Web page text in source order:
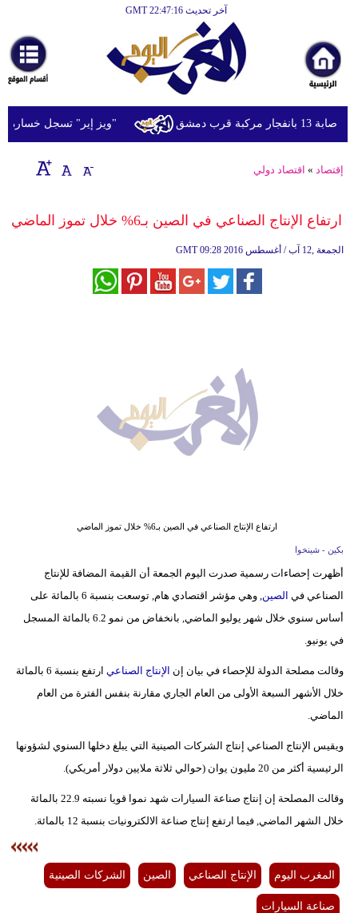
آخر تحديث GMT 22:47:16
أخبارعاجلة
رياضة
ثقافة
إقتصاد
وموسيقى
مرأة
علوم
بيئة
أبراج
فيديو
سيارات
"ويز إير" تسجل خسارة قرب دمشق
إقتصاد » اقتصاد دولي
ارتفاع الإنتاج الصناعي في الصين بـ6% خلال تموز الماضي
GMT 09:28 2016 الجمعة ,12 آب / أغسطس
ارتفاع الإنتاج الصناعي في الصين بـ6% خلال تموز الماضي
بكين - شينخوا
أظهرت إحصاءات رسمية صدرت اليوم الجمعة أن القيمة المضافة للإنتاج
الصناعي في الصين
, وهي مؤشر اقتصادي هام, توسعت بنسبة 6 بالمائة على
أساس سنوي خلال شهر يوليو الماضي, بانخفاض من نمو 6.2 بالمائة المسجل
في يونيو.
وقالت مصلحة الدولة للإحصاء في بيان إن الإنتاج الصناعي
ارتفع بنسبة 6 بالمائة
خلال الأشهر السبعة الأولى من العام الجاري مقارنة بنفس الفترة من العام
الماضي.
ويقيس الإنتاج الصناعي إنتاج الشركات الصينية التي يبلغ دخلها السنوي لشؤونها
الرئيسية أكثر من 20 مليون يوان (حوالي ثلاثة ملايين دولار أمريكي).
وقالت المصلحة إن إنتاج صناعة السيارات شهد نموا قويا نسبته 22.9 بالمائة
خلال الشهر الماضي, فيما ارتفع إنتاج صناعة الالكترونيات بنسبة 12 بالمائة.
المغرب اليوم الإنتاج الصناعي الصين الشركات الصينية
صناعة السيارات